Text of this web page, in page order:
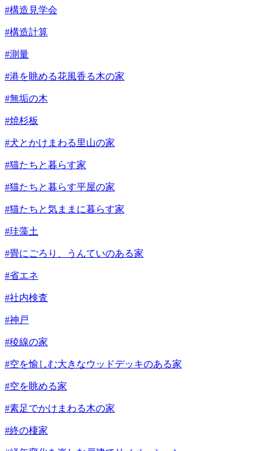
#構造見学会
#構造計算
#測量
#港を眺める花風香る木の家
#無垢の木
#焼杉板
#犬とかけまわる里山の家
#猫たちと暮らす家
#猫たちと暮らす平屋の家
#猫たちと気ままに暮らす家
#珪藻土
#畳にごろり、うんていのある家
#省エネ
#社内検査
#神戸
#稜線の家
#空を愉しむ大きなウッドデッキのある家
#空を眺める家
#素足でかけまわる木の家
#終の棲家